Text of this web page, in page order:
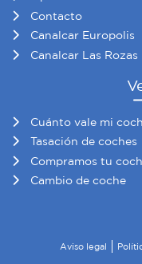
Contacto
Canalcar Europolis
Canalcar Las Rozas
Cuánto vale mi
Tasación de coches
Compramos tu
Cambio de coche
Aviso legal